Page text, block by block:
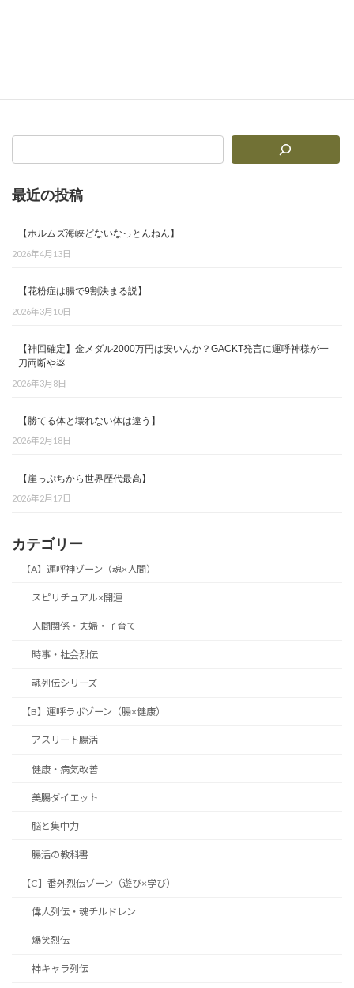
2025年7月21日
最近の投稿
【ホルムズ海峡どないなっとんねん】
2026年4月13日
【花粉症は腸で9割決まる説】
2026年3月10日
【神回確定】金メダル2000万円は安いんか？GACKT発言に運呼神様が一
刀両断や💩
2026年3月8日
【勝てる体と壊れない体は違う】
2026年2月18日
【崖っぷちから世界歴代最高】
2026年2月17日
カテゴリー
【A】運呼神ゾーン（魂×人間）
スピリチュアル×開運
人間関係・夫婦・子育て
時事・社会烈伝
魂列伝シリーズ
【B】運呼ラボゾーン（腸×健康）
アスリート腸活
健康・病気改善
美腸ダイエット
脳と集中力
腸活の教科書
【C】番外烈伝ゾーン（遊び×学び）
偉人列伝・魂チルドレン
爆笑烈伝
神キャラ列伝